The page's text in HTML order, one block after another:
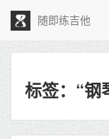
随即练吉他
标签：“钢